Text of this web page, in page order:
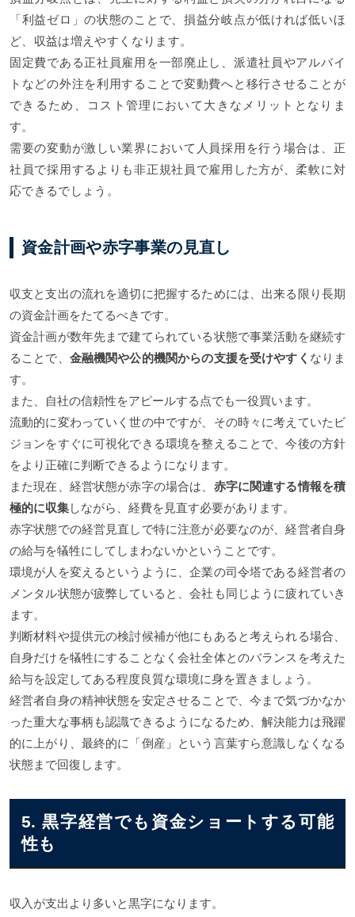
「利益ゼロ」の状態のことで、損益分岐点が低ければ低いほ
ど、収益は増えやすくなります。
固定費である正社員雇用を一部廃止し、派遣社員やアルバイ
トなどの外注を利用することで変動費へと移行させることが
できるため、コスト管理において大きなメリットとなりま
す。
需要の変動が激しい業界において人員採用を行う場合は、正
社員で採用するよりも非正規社員で雇用した方が、柔軟に対
応できるでしょう。
資金計画や赤字事業の見直し
収支と支出の流れを適切に把握するためには、出来る限り長期
の資金計画をたてるべきです。
資金計画が数年先まで建てられている状態で事業活動を継続す
ることで、 金融機関や公的機関からの支援を受けやすく なりま
す。
また、自社の信頼性をアピールする点でも一役買います。
流動的に変わっていく世の中ですが、その時々に考えていたビ
ジョンをすぐに可視化できる環境を整えることで、今後の方針
をより正確に判断できるようになります。
また現在、経営状態が赤字の場合は、 赤字に関連する情報を積
極的に収集しながら、経費を見直す必要があります。
赤字状態での経営見直しで特に注意が必要なのが、経営者自身
の給与を犠牲にしてしまわないかということです。
環境が人を変えるというように、企業の司令塔である経営者の
メンタル状態が疲弊していると、会社も同じように疲れていき
ます。
判断材料や提供元の検討候補が他にもあると考えられる場合、
自身だけを犠牲にすることなく会社全体とのバランスを考えた
給与を設定してある程度良質な環境に身を置きましょう。
経営者自身の精神状態を安定させることで、今まで気づかなか
った重大な事柄も認識できるようになるため、解決能力は飛躍
的に上がり、最終的に「倒産」という言葉すら意識しなくなる
状態まで回復します。
5. 黒字経営でも資金ショートする可能
性も
収入が支出より多いと黒字になります。